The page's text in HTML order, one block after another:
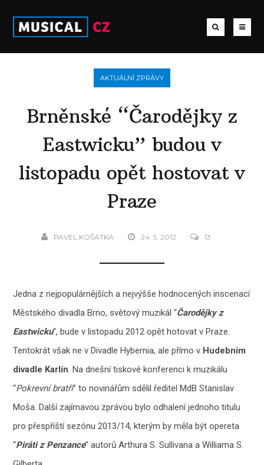
AKTUÁLNÍ ZPRÁVY
Brněnské “Čarodějky z
Eastwicku” budou v
listopadu opět hostovat v
Praze
PAVEL KOŠATKA 24. 5. 2012 13
Jedna z nejpopulárnějších a nejvýšše hodnocených inscenací
Městského divadla Brno, světový muzikál “Čarodějky z
Eastwicku“, bude v listopadu 2012 opět hotovat v Praze.
Tentokrát však ne v Divadle Hybernia, ale přímo v Hudebním
divadle Karlín. Na dnešní tiskové konferenci k muzikálu
“Pokrevní bratři” to novinářům sdělil ředitel MdB Stanislav
Moša. Další zajímavou zprávou bylo odhalení jednoho titulu
pro přespříští sezónu 2013/14, kterým by měla být opereta
“Piráti z Penzance” autorů Arthura S. Sullivana a Williama S.